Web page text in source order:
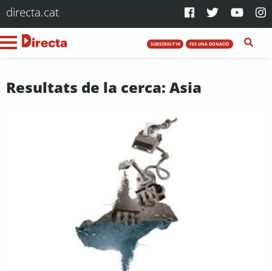
directa.cat
SUBSCRIU-T'HI FES UNA DONACIÓ
Resultats de la cerca: Asia